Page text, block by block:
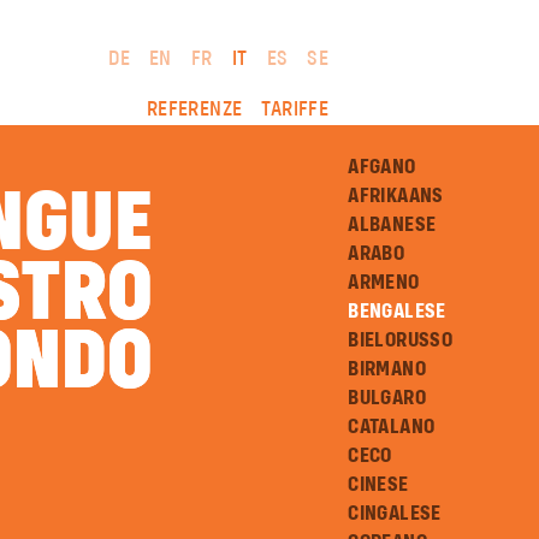
DE EN FR IT ES SE
REFERENZE TARIFFE
AFGANO
AFRIKAANS
ALBANESE
ARABO
ARMENO
BENGALESE
BIELORUSSO
BIRMANO
BULGARO
CATALANO
CECO
CINESE
CINGALESE